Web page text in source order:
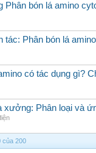
Phân bón lá amino
tác: Phân bón lá
có tác dụng gì?
xưởng: Phân loại và
của 200